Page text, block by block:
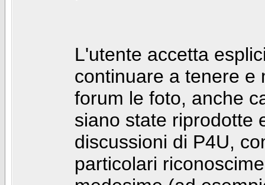
L'utente accetta
continuare a tenere e
forum le foto, anche
siano state riprodotte
discussioni di P4U,
particolari